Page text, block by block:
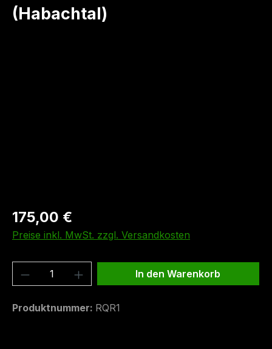
(Habachtal)
175,00 €
Preise inkl. MwSt. zzgl. Versandkosten
Produkt Anzahl: Gib denIn den Warenkorb
Produktnummer: RQR1